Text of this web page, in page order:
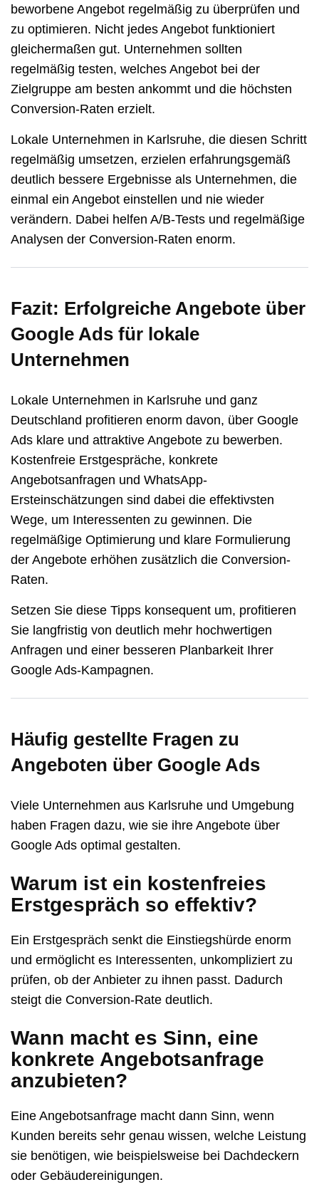
beworbene Angebot regelmäßig zu überprüfen und
zu optimieren. Nicht jedes Angebot funktioniert
gleichermaßen gut. Unternehmen sollten
regelmäßig testen, welches Angebot bei der
Zielgruppe am besten ankommt und die höchsten
Conversion-Raten erzielt.
Lokale Unternehmen in Karlsruhe, die diesen Schritt
regelmäßig umsetzen, erzielen erfahrungsgemäß
deutlich bessere Ergebnisse als Unternehmen, die
einmal ein Angebot einstellen und nie wieder
verändern. Dabei helfen A/B-Tests und regelmäßige
Analysen der Conversion-Raten enorm.
Fazit: Erfolgreiche Angebote über
Google Ads für lokale
Unternehmen
Lokale Unternehmen in Karlsruhe und ganz
Deutschland profitieren enorm davon, über Google
Ads klare und attraktive Angebote zu bewerben.
Kostenfreie Erstgespräche, konkrete
Angebotsanfragen und WhatsApp-
Ersteinschätzungen sind dabei die effektivsten
Wege, um Interessenten zu gewinnen. Die
regelmäßige Optimierung und klare Formulierung
der Angebote erhöhen zusätzlich die Conversion-
Raten.
Setzen Sie diese Tipps konsequent um, profitieren
Sie langfristig von deutlich mehr hochwertigen
Anfragen und einer besseren Planbarkeit Ihrer
Google Ads-Kampagnen.
Häufig gestellte Fragen zu
Angeboten über Google Ads
Viele Unternehmen aus Karlsruhe und Umgebung
haben Fragen dazu, wie sie ihre Angebote über
Google Ads optimal gestalten.
Warum ist ein kostenfreies
Erstgespräch so effektiv?
Ein Erstgespräch senkt die Einstiegshürde enorm
und ermöglicht es Interessenten, unkompliziert zu
prüfen, ob der Anbieter zu ihnen passt. Dadurch
steigt die Conversion-Rate deutlich.
Wann macht es Sinn, eine
konkrete Angebotsanfrage
anzubieten?
Eine Angebotsanfrage macht dann Sinn, wenn
Kunden bereits sehr genau wissen, welche Leistung
sie benötigen, wie beispielsweise bei Dachdeckern
oder Gebäudereinigungen.